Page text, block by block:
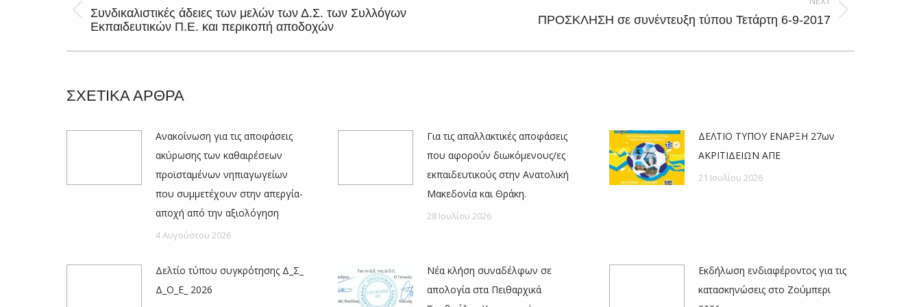
Previous
Συνδικαλιστικές άδειες των μελών των Δ.Σ. των Συλλόγων
Εκπαιδευτικών Π.Ε. και περικοπή αποδοχών
ΠΡΟΣΚΛΗΣΗ σε συνέντευξη τύπου Τετάρτη 6-9-2017
ΣΧΕΤΙΚΑ ΑΡΘΡΑ
Ανακοίνωση για τις αποφάσεις
ακύρωσης των καθαιρέσεων
προϊσταμένων νηπιαγωγείων
που συμμετέχουν στην απεργία-
αποχή από την αξιολόγηση
4 Αυγούστου 2026
Για τις απαλλακτικές αποφάσεις
που αφορούν διωκόμενους/ες
εκπαιδευτικούς στην Ανατολική
Μακεδονία και Θράκη.
28 Ιουλίου 2026
ΔΕΛΤΙΟ ΤΥΠΟΥ ΕΝΑΡΞΗ 27ων
ΑΚΡΙΤΙΔΕΙΩΝ ΑΠΕ
21 Ιουλίου 2026
Δελτίο τύπου συγκρότησης Δ_Σ_
Δ_Ο_Ε_ 2026
Νέα κλήση συναδέλφων σε
απολογία στα Πειθαρχικά
Εκδήλωση ενδιαφέροντος για τις
κατασκηνώσεις στο Ζούμπερι